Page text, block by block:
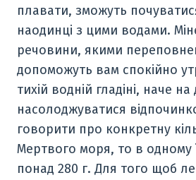
плавати, зможуть
наодинці з цими водами.
речовини, якими
допоможуть вам спокійно
тихій водній гладіні, наче на
насолоджуватися
говорити про конкретну
Мертвого моря, то в одному
понад 280 г. Для того щоб